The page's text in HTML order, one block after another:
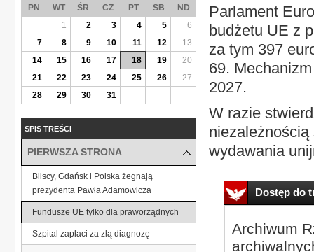
Parlament
budżetu UE z
za tym 397
69.
2027.
W razie
niezależnością
wydawania
Dostęp do
Archiwum
PN WT ŚR CZ PT SB
ND
1
2 3 4 5
6
7
8 9 10 11 12
13
14
15 16 17 18 19
20
21
22 23 24 25 26
27
28
29 30 31
SPIS TREŚCI
PIERWSZA STRONA
Bliscy, Gdańsk i Polska żegnają
prezydenta Pawła Adamowicza
Fundusze UE tylko dla praworządnych
Szpital zapłaci za złą diagnozę